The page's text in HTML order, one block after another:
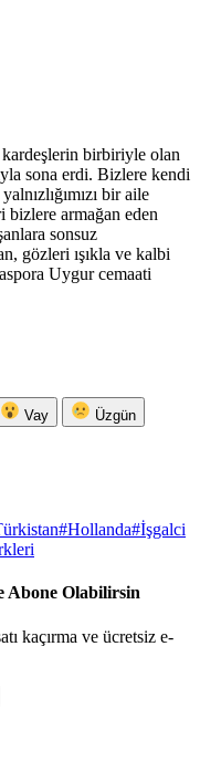
birbiriyle olan
sona erdi. Bizlere kendi
bir aile
bizlere armağan eden
sonsuz
gözleri ışıkla ve kalbi
Uygur cemaati
Vay Üzgün
#Hollanda#İşgalci
Abone Olabilirsin
kaçırma ve ücretsiz e-